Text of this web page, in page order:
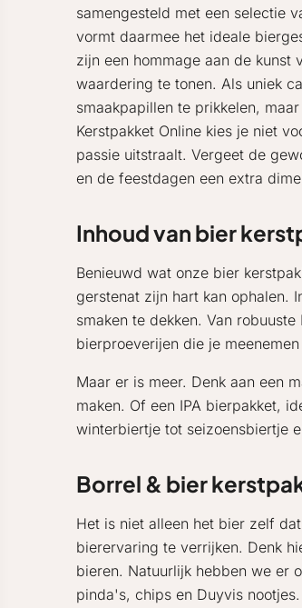
samengesteld met een selectie
vormt daarmee het ideale
zijn een hommage aan de
waardering te tonen. Als uniek
smaakpapillen te prikkelen,
Kerstpakket Online kies je niet
passie uitstraalt. Vergeet de
en de feestdagen een extra
Inhoud van bier
Benieuwd wat onze bier
gerstenat zijn hart kan ophalen.
smaken te dekken. Van
bierproeverijen die je
Maar er is meer. Denk aan een
maken. Of een IPA bierpakket,
winterbiertje tot seizoensbiertje
Borrel & bier
Het is niet alleen het bier zelf
bierervaring te verrijken. Denk
bieren. Natuurlijk hebben we er
pinda's, chips en Duyvis